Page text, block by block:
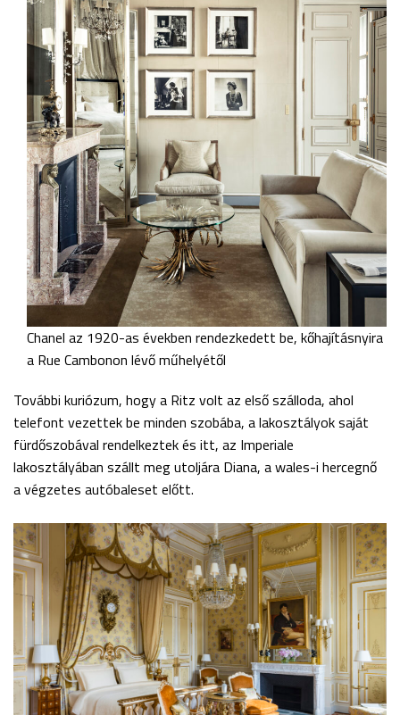
Chanel az 1920-as években rendezkedett be, kőhajításnyira
a Rue Cambonon lévő műhelyétől
További kuriózum, hogy a Ritz volt az első szálloda, ahol
telefont vezettek be minden szobába, a lakosztályok saját
fürdőszobával rendelkeztek és itt, az Imperiale
lakosztályában szállt meg utoljára Diana, a wales-i hercegnő
a végzetes autóbaleset előtt.